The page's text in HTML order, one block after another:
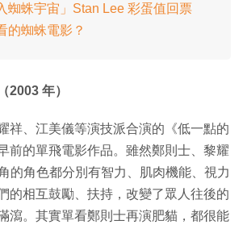
蜘蛛宇宙」Stan Lee 彩蛋值回票
的蜘蛛電影？
2003 年）
祥、江美儀等演技派合演的《低一點的
前的單飛電影作品。雖然鄭則士、黎耀
的角色都分別有智力、肌肉機能、視力
的相互鼓勵、扶持，改變了眾人往後的
瀉。其實單看鄭則士再演肥貓，都很能